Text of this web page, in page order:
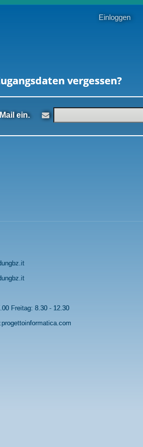
Einloggen
vergessen?
ein.
Freitag: 8.30 - 12.30